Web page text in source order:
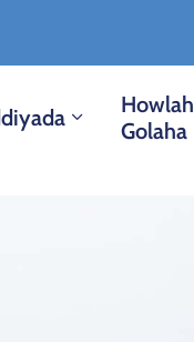
Golaha